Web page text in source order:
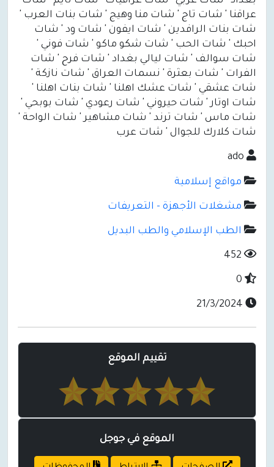
عراقنا ' شات تاج ' شات منا وهيج ' شات بنات العرب '
شات بنات الرافدين ' شات ايفون ' شات ود ' شات
احبك ' شات الحب ' شات شكو ماكو ' شات فوني '
شات سوالف ' شات ليالي بغداد ' شات فرح ' شات
الفرات ' شات بعثرة ' نسمات العراق ' شات نازكة '
شات عشقي ' شات عشك اهلنا ' شات بنات اهلنا '
شات اوتار ' شات حيروني ' شات رعودي ' شات بوبحي '
شات ماس ' شات ترند ' شات مشاهير ' شات الواحة '
شات كلارك للجوال ' شات عرب
مواقع إسلامية
مشغلات الأجهزة - التعريفات
الطب الإسلامي والطب البديل
تقييم الموقع
الموقع في جوجل